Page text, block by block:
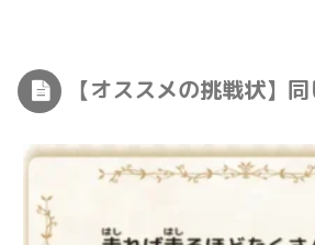
【オススメの挑戦状】